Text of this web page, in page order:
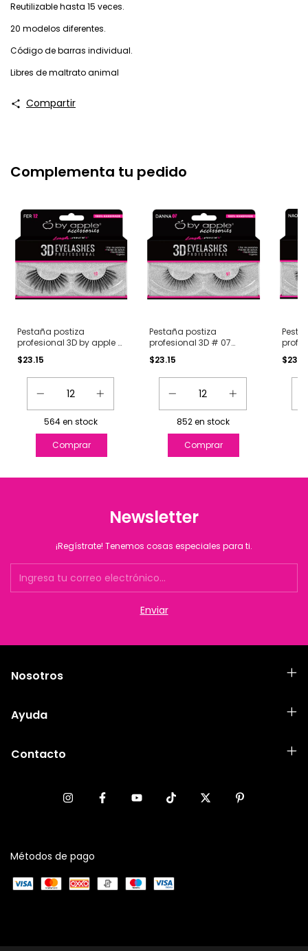
Reutilizable hasta 15 veces.
20 modelos diferentes.
Código de barras individual.
Libres de maltrato animal
Compartir
Complementa tu pedido
Pestaña postiza
profesional 3D by apple #
12 Fer
$23.15
564en stock
Pestaña postiza
profesional 3D # 07
Danna
$23.15
852en stock
01
$23.15
Newsletter
¡Regístrate! Tenemos cosas especiales para ti.
Nosotros
Ayuda
Contacto
Métodos de pago